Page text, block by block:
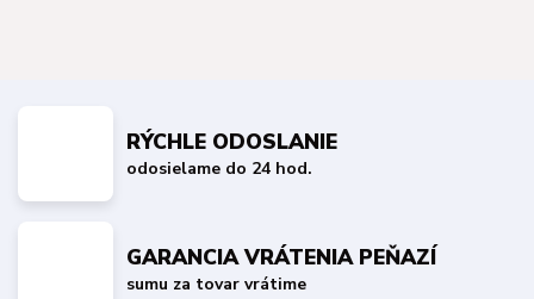
RÝCHLE ODOSLANIE
odosielame do 24 hod.
GARANCIA VRÁTENIA PEŇAZÍ
sumu za tovar vrátime